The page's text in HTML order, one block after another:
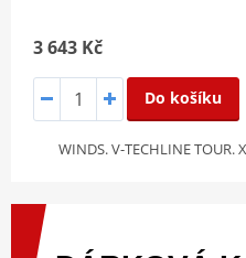
3 643 Kč
Do košíku
WINDS. V-TECHLINE TOUR.